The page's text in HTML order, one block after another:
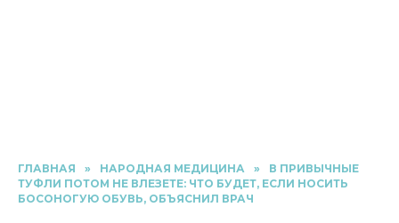
ГЛАВНАЯ » НАРОДНАЯ МЕДИЦИНА »
В ПРИВЫЧНЫЕ
ТУФЛИ ПОТОМ НЕ ВЛЕЗЕТЕ: ЧТО БУДЕТ, ЕСЛИ НОСИТЬ
БОСОНОГУЮ ОБУВЬ, ОБЪЯСНИЛ ВРАЧ